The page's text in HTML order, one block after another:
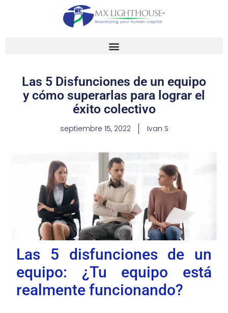
Las 5 Disfunciones de un equipo
y cómo superarlas para lograr el
éxito colectivo
septiembre 15, 2022 Ivan S
Las 5 disfunciones de un
equipo: ¿Tu equipo está
realmente funcionando?